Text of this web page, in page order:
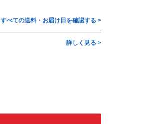
すべての送料・お届け日を確認する >
詳しく見る >